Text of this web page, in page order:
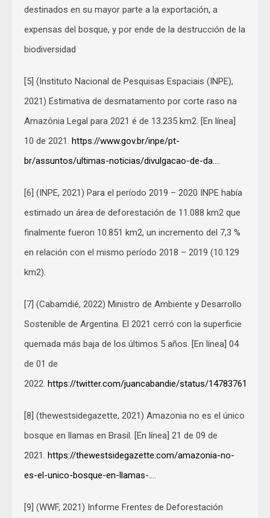
destinados en su mayor parte a la exportación, a
expensas del bosque, y por ende de la destrucción de la
biodiversidad
[5] (Instituto Nacional de Pesquisas Espaciais (INPE),
2021) Estimativa de desmatamento por corte raso na
Amazônia Legal para 2021 é de 13.235 km2. [En línea]
10 de 2021. https://www.gov.br/inpe/pt-
br/assuntos/ultimas-noticias/divulgacao-de-da….
[6] (INPE, 2021) Para el período 2019 – 2020 INPE había
estimado un área de deforestación de 11.088 km2 que
finalmente fueron 10.851 km2, un incremento del 7,3 %
en relación con el mismo período 2018 – 2019 (10.129
km2).
[7] (Cabamdié, 2022) Ministro de Ambiente y Desarrollo
Sostenible de Argentina. El 2021 cerró con la superficie
quemada más baja de los últimos 5 años. [En línea] 04
de 01 de
2022. https://twitter.com/juancabandie/status/
[8] (thewestsidegazette, 2021) Amazonia no es el único
bosque en llamas en Brasil. [En línea] 21 de 09 de
2021. https://thewestsidegazette.com/amazonia-no-
es-el-unico-bosque-en-llamas-….
[9] (WWF, 2021) Informe Frentes de Deforestación